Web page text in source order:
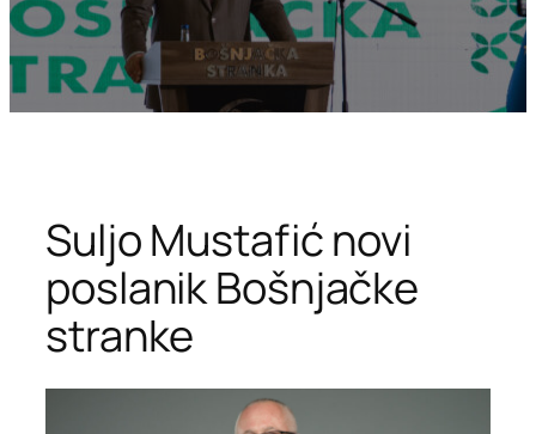
Suljo Mustafić novi
poslanik Bošnjačke
stranke